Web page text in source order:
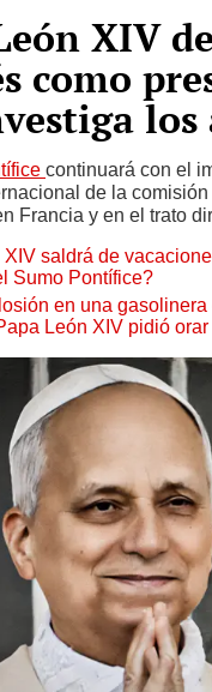
XIV
como
los
continuará con el
de la
Francia y en el trato
saldrá de
Sumo Pontífice?
en una
León XIV pidió